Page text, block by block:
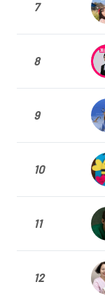
7
8
9
10
11
12